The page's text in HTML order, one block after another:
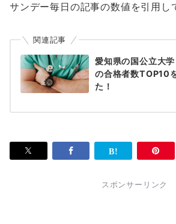
サンデー毎日の記事の数値を引用し
関連記事
愛知県の国公立大学
の合格者数TOP10
た！
スポンサーリンク